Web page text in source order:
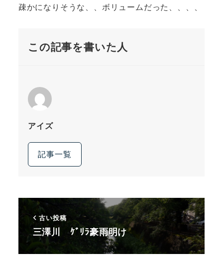
疎かになりそうな、、ボリュームだった、、、、
この記事を書いた人
アイズ
記事一覧
古い投稿
三澤川 ｹﾞﾘﾗ豪雨明け